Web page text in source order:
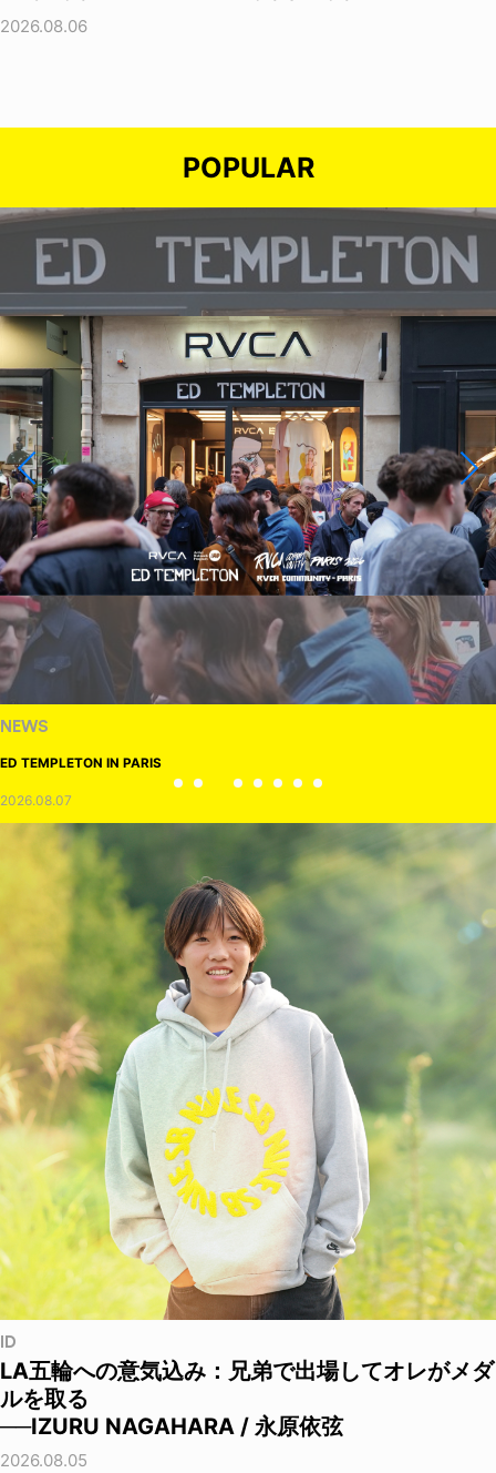
2026.08.06
POPULAR
NEWS
ED TEMPLETON IN PARIS
2026.08.07
ID
LA五輪への意気込み：兄弟で出場してオレがメダ
ルを取る
──IZURU NAGAHARA / 永原依弦
2026.08.05